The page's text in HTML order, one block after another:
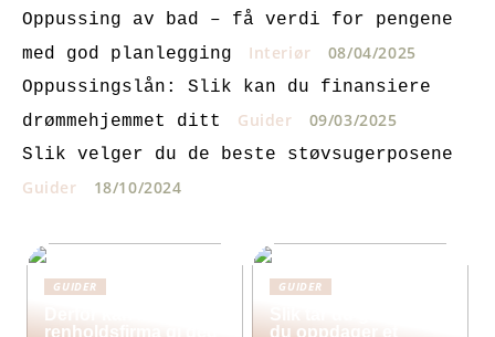
Oppussing av bad – få verdi for pengene
med god planlegging
Interiør 08/04/2025
Oppussingslån: Slik kan du finansiere
drømmehjemmet ditt
Guider 09/03/2025
Slik velger du de beste støvsugerposene
Guider 18/10/2024
GUIDER
renholdsfirma gi deg
GUIDER
du oppdager et